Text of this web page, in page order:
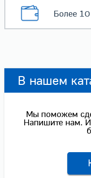
Более
В нашем
Мы поможем
Напишите нам.